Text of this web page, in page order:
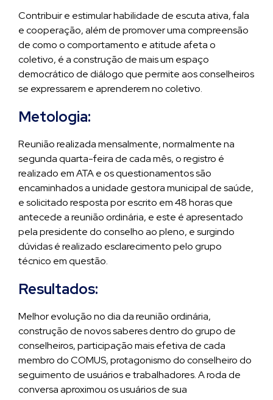
Contribuir e estimular habilidade de escuta ativa, fala
e cooperação, além de promover uma compreensão
de como o comportamento e atitude afeta o
coletivo, é a construção de mais um espaço
democrático de diálogo que permite aos conselheiros
se expressarem e aprenderem no coletivo.
Metologia:
Reunião realizada mensalmente, normalmente na
segunda quarta-feira de cada mês, o registro é
realizado em ATA e os questionamentos são
encaminhados a unidade gestora municipal de saúde,
e solicitado resposta por escrito em 48 horas que
antecede a reunião ordinária, e este é apresentado
pela presidente do conselho ao pleno, e surgindo
dúvidas é realizado esclarecimento pelo grupo
técnico em questão.
Resultados:
Melhor evolução no dia da reunião ordinária,
construção de novos saberes dentro do grupo de
conselheiros, participação mais efetiva de cada
membro do COMUS, protagonismo do conselheiro do
seguimento de usuários e trabalhadores. A roda de
conversa aproximou os usuários de sua